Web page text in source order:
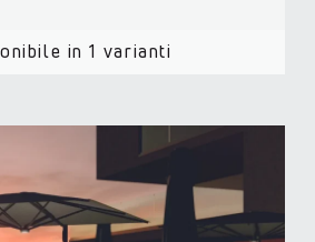
in 1 varianti